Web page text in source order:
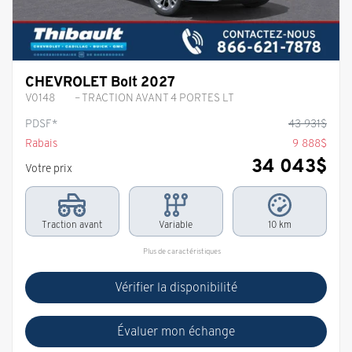
CHEVROLET Bolt 2027
V0148
– TRACTION AVANT 4 PORTES LT
PDSF*
43 931$
Rabais
9 888$
Votre prix
34 043$
Traction avant Variable 10 km
Plus de caractéristiques
Vérifier la disponibilité
Évaluer mon échange